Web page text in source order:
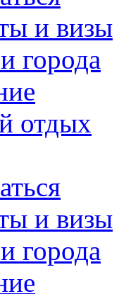
и визы
города
отдых
и визы
города